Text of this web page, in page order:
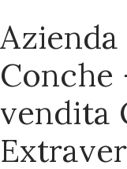
Conche
vendita